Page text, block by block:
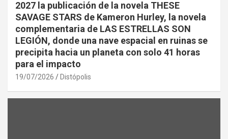
2027 la publicación de la novela THESE
SAVAGE STARS de Kameron Hurley, la novela
complementaria de LAS ESTRELLAS SON
LEGIÓN, donde una nave espacial en ruinas se
precipita hacia un planeta con solo 41 horas
para el impacto
19/07/2026 Distópolis